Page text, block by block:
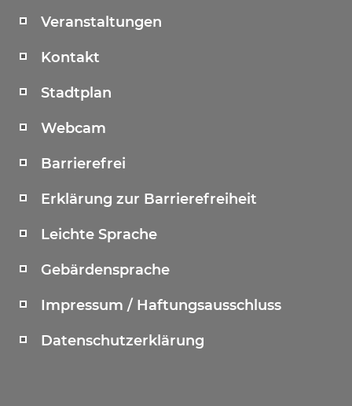
Veranstaltungen
Kontakt
Stadtplan
Webcam
Barrierefrei
Erklärung zur Barrierefreiheit
Leichte Sprache
Gebärdensprache
Impressum / Haftungsausschluss
Datenschutzerklärung